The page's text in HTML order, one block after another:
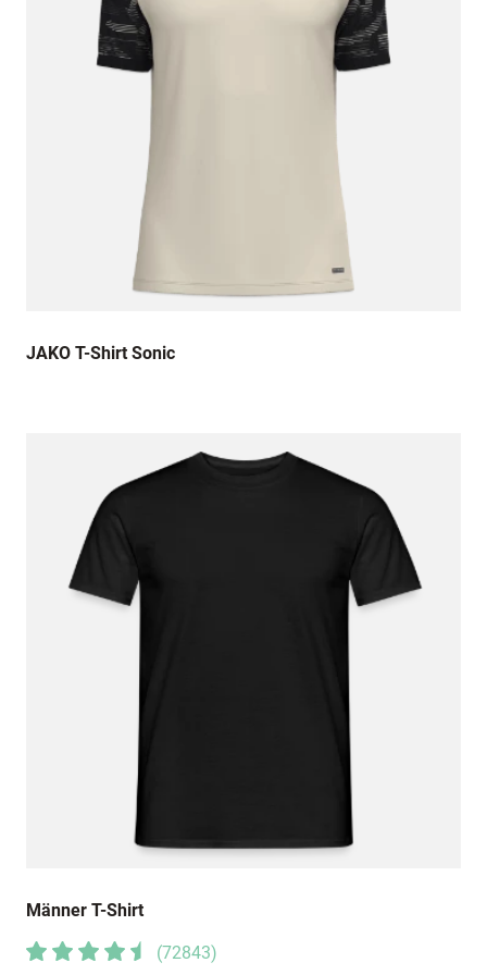
Der Stoff ist sehr angenehm zu tragen. Für
mich erste Wahl!
Für mich sind Stella & Stanley Textilien immer
eine super Wahl, da sie mit Stoffqualität, guten
Schnitten und ansprechenden Farben
überzeugen.
Qualität des T-Shirts ist bestens
JAKO T-Shirt Sonic
Männer T-Shirt
(72843)